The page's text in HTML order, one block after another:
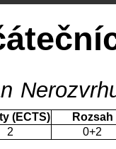
(ECTS)
Rozsah
2 0+2